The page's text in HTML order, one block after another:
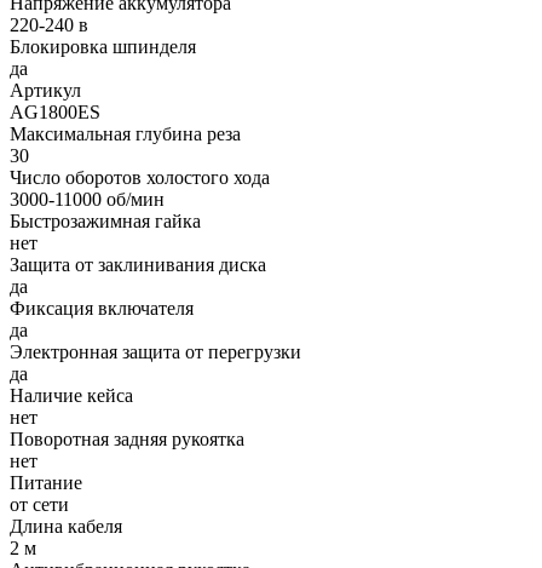
220-240 в
Блокировка шпинделя
да
Артикул
AG1800ES
Максимальная глубина реза
30
Число оборотов холостого хода
3000-11000 об/мин
Быстрозажимная гайка
нет
Защита от заклинивания диска
да
Фиксация включателя
да
Электронная защита от перегрузки
да
Наличие кейса
нет
Поворотная задняя рукоятка
нет
Питание
от сети
Длина кабеля
2 м